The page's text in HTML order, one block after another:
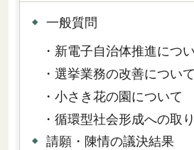
一般質問
・新電子自治体推進につ
・選挙業務の改善について
・小さき花の園について
・循環型社会形成への取
請願・陳情の議決結果